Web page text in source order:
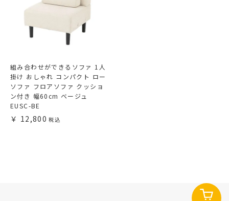
組み合わせができるソファ 1人
掛け おしゃれ コンパクト ロー
ソファ フロアソファ クッショ
ン付き 幅60cm ベージュ
EUSC-BE
12,800